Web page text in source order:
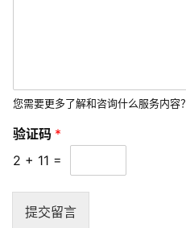
您需要更多了解和咨询什么服务内容？
验证码 *
2 + 11 =
提交留言